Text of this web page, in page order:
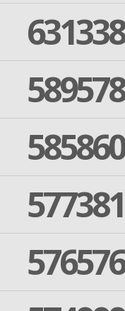
631338
589578
585860
577381
576576